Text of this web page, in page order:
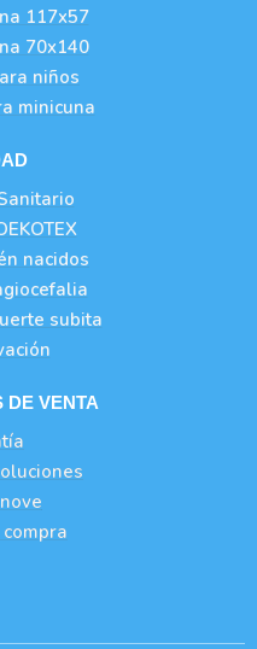
117x57
70x140
niños
minicuna
nacidos
subita
DE VENTA